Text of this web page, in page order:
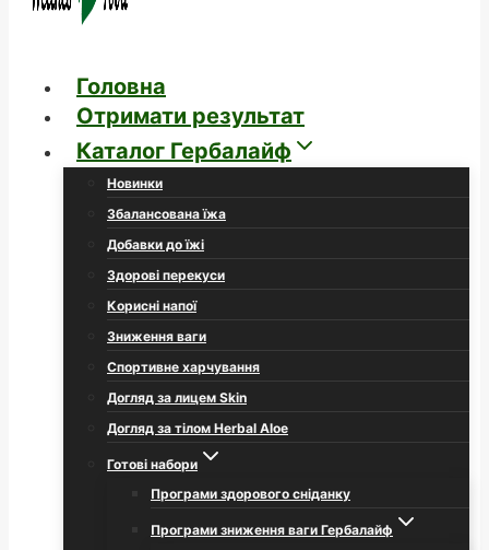
Головна
Отримати результат
Каталог Гербалайф
Новинки
Збалансована їжа
Добавки до їжі
Здорові перекуси
Корисні напої
Зниження ваги
Спортивне харчування
Догляд за лицем Skin
Догляд за тілом Herbal Aloe
Готові набори
Програми здорового сніданку
Програми зниження ваги Гербалайф